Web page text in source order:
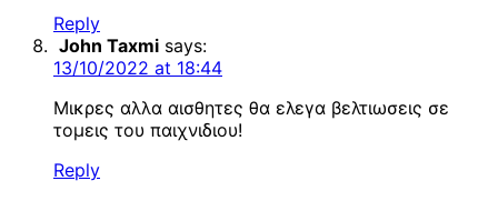
Reply
John Taxmi says:
13/10/2022 at 18:44
Μικρες αλλα αισθητες θα ελεγα βελτιωσεις σε
τομεις του παιχνιδιου!
Reply